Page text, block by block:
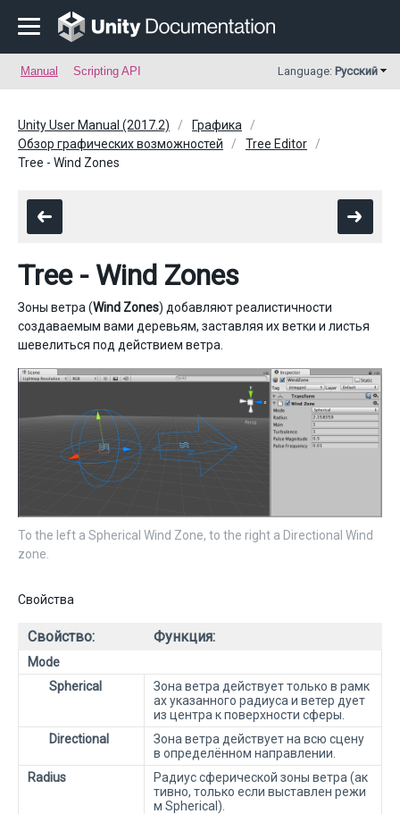
Manual Scripting API Language: Русский
Unity User Manual (2017.2)
Графика
Обзор графических возможностей
Tree Editor
Tree - Wind Zones
Tree - Wind Zones
Зоны ветра (Wind Zones) добавляют реалистичности
создаваемым вами деревьям, заставляя их ветки и листья
шевелиться под действием ветра.
To the left a Spherical Wind Zone, to the right a Directional Wind
zone.
Свойства
Свойство: Функция:
Mode
Spherical
Зона ветра действует только в рамк
ах указанного радиуса и ветер дует
из центра к поверхности сферы.
Directional
Зона ветра действует на всю сцену
в определённом направлении.
Radius
Радиус сферической зоны ветра (ак
тивно, только если выставлен режи
м Spherical).